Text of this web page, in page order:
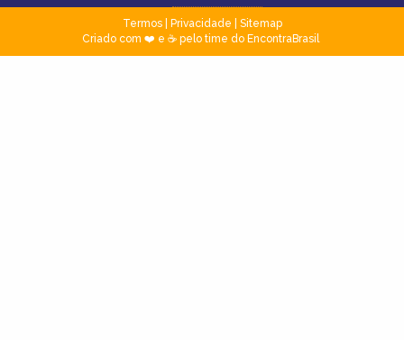
Termos| Privacidade
Sitemap
Criado com ❤️ e ☕ pelo time do EncontraBrasil